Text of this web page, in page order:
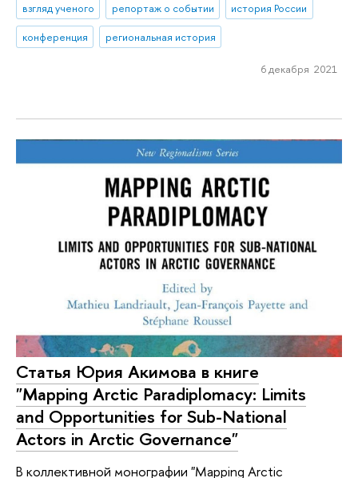
взгляд ученого
репортаж о событии
история России
конференция
региональная история
6 декабря 2021
Статья Юрия Акимова в книге
"Mapping Arctic Paradiplomacy: Limits
and Opportunities for Sub-National
Actors in Arctic Governance"
В коллективной монографии "Mapping Arctic